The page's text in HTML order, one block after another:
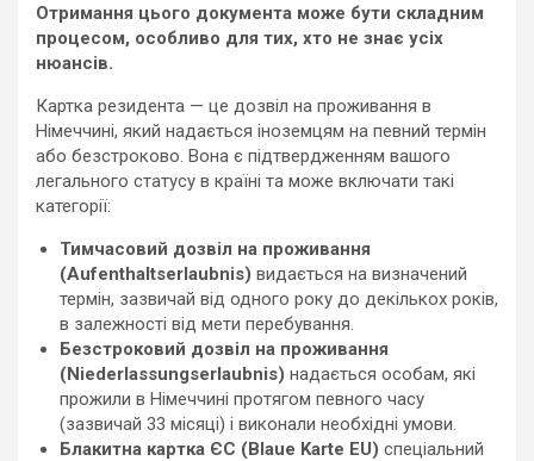
Отримання цього документа може бути складним
процесом, особливо для тих, хто не знає усіх
нюансів.
Картка резидента — це дозвіл на проживання в
Німеччині, який надається іноземцям на певний термін
або безстроково. Вона є підтвердженням вашого
легального статусу в країні та може включати такі
категорії:
Тимчасовий дозвіл на проживання
(Aufenthaltserlaubnis) видається на визначений
термін, зазвичай від одного року до декількох років,
в залежності від мети перебування.
Безстроковий дозвіл на проживання
(Niederlassungserlaubnis) надається особам, які
прожили в Німеччині протягом певного часу
(зазвичай 33 місяці) і виконали необхідні умови.
Блакитна картка ЄС (Blaue Karte EU) спеціальний